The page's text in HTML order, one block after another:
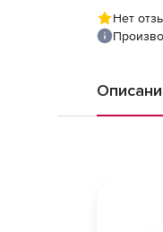
Нет